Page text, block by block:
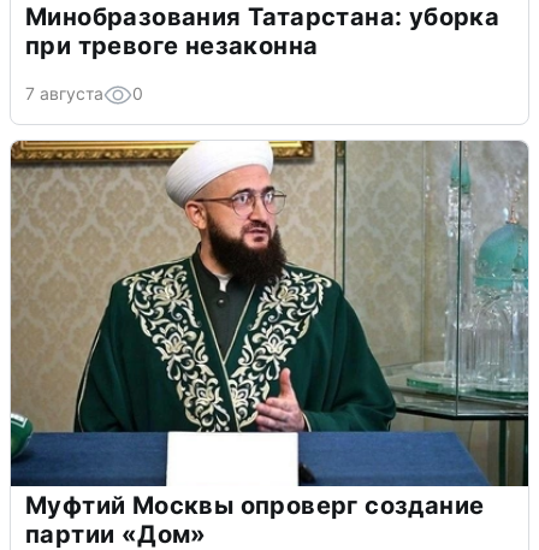
Минобразования Татарстана: уборка
при тревоге незаконна
7 августа 0
Муфтий Москвы опроверг создание
партии «Дом»